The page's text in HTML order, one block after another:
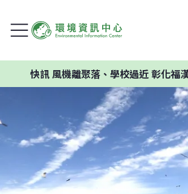
機離聚落、學校過近 彰化福漢風電案環委